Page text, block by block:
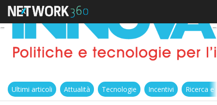
Ultimi articoli Attualità Tecnologie Incentivi Ricerca